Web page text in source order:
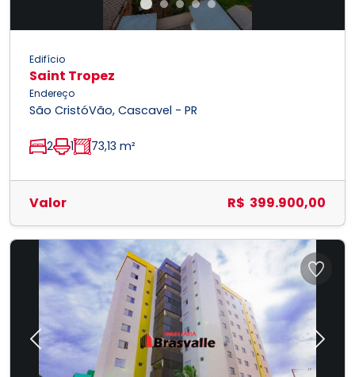
Edifício
Saint Tropez
Endereço
São CristóVão, Cascavel - PR
2 1 73,13 m²
Valor R$ 399.900,00
Previous Next